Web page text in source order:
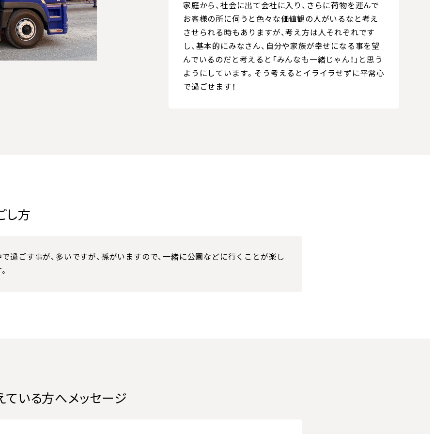
家庭から、社会に出て会社に入り、さらに荷物を運んで
お客様の所に伺うと色々な価値観の人がいるなと考え
させられる時もありますが、考え方は人それぞれです
し、基本的にみなさん、自分や家族が幸せになる事を望
んでいるのだと考えると「みんなも一緒じゃん！」と思う
ようにしています。そう考えるとイライラせずに平常心
で過ごせます！
し方
過ごす事が、多いですが、孫がいますので、一緒に公園などに行くことが楽し
ている方へメッセージ